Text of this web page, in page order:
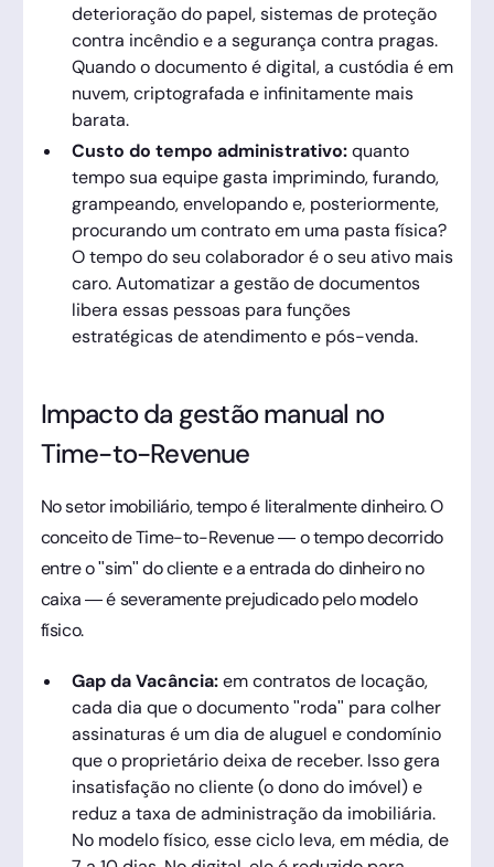
deterioração do papel, sistemas de proteção
contra incêndio e a segurança contra pragas.
Quando o documento é digital, a custódia é em
nuvem, criptografada e infinitamente mais
barata.
Custo do tempo administrativo:quanto
tempo sua equipe gasta imprimindo, furando,
grampeando, envelopando e, posteriormente,
procurando um contrato em uma pasta física?
O tempo do seu colaborador é o seu ativo mais
caro. Automatizar a gestão de documentos
libera essas pessoas para funções
estratégicas de atendimento e pós-venda.
Impacto da gestão manual no
Time-to-Revenue
No setor imobiliário, tempo é literalmente dinheiro. O
conceito de Time-to-Revenue — o tempo decorrido
entre o "sim" do cliente e a entrada do dinheiro no
caixa — é severamente prejudicado pelo modelo
físico.
Gap da Vacância:em contratos de locação,
cada dia que o documento "roda" para colher
assinaturas é um dia de aluguel e condomínio
que o proprietário deixa de receber. Isso gera
insatisfação no cliente (o dono do imóvel) e
reduz a taxa de administração da imobiliária.
No modelo físico, esse ciclo leva, em média, de